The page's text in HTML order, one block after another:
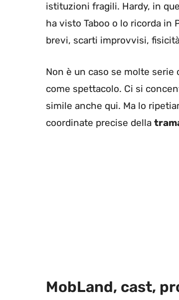
istituzioni fragili. Hardy, in
ha visto Taboo o lo ricorda in
brevi, scarti improvvisi,
Non è un caso se molte
come spettacolo. Ci si
simile anche qui. Ma lo
coordinate precise della
MobLand, cast,